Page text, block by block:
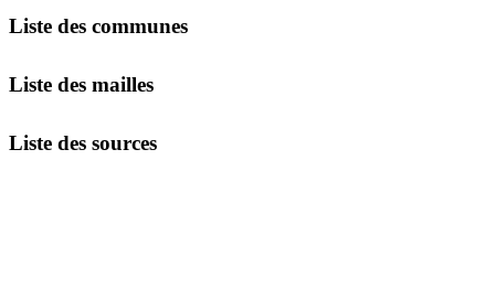
Liste des communes
Liste des mailles
Liste des sources